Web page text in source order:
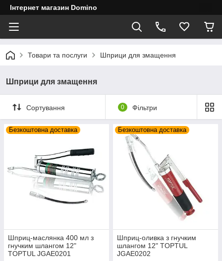
Інтернет магазин Domino
Товари та послуги Шприци для змащення
Шприци для змащення
Сортування 0 Фільтри
Безкоштовна доставка
Шприц-маслянка 400 мл з
гнучким шлангом 12"
TOPTUL JGAE0201
Безкоштовна доставка
Шприц-оливка з гнучким
шлангом 12" TOPTUL
JGAE0202